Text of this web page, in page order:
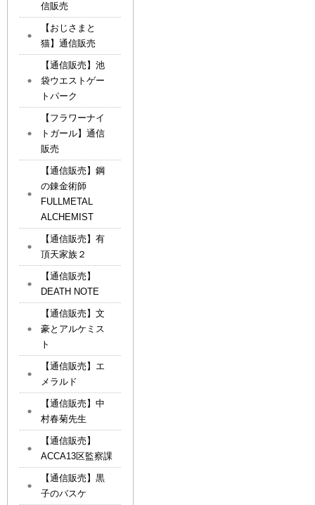
信販売
【おじさまと
猫】通信販売
【通信販売】池
袋ウエストゲー
トパーク
【フラワーナイ
トガール】通信
販売
【通信販売】鋼
の錬金術師
FULLMETAL
ALCHEMIST
【通信販売】有
頂天家族２
【通信販売】
DEATH NOTE
【通信販売】文
豪とアルケミス
ト
【通信販売】エ
メラルド
【通信販売】中
村春菊先生
【通信販売】
ACCA13区監察課
【通信販売】黒
子のバスケ